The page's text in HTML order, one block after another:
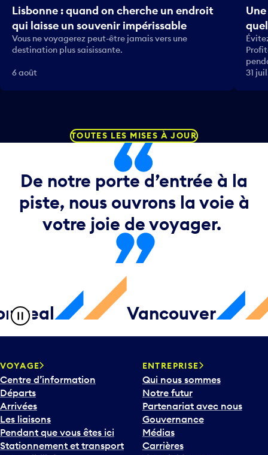
Lisbonne : quand on cherche un endroit
qui laisse un souvenir impérissable
Vous ne voyagerez peut-être jamais vers une
destination plus saisissante.
6 août
31
TOUTES LES MISES À JOUR
De notre porte d’entrée à la
piste, nous ouvrons la voie à
votre joie de voyager.
Vancouver
VOYAGE
Centre d’information
Départs
Arrivées
Les liaisons
Pendant que vous êtes ici
Stationnement et transport
ENTREPRISE
Qui nous sommes
Notre futur
Partenariat avec nous
Gouvernance
Médias
Carrières